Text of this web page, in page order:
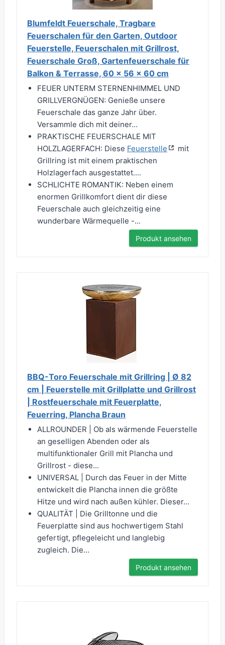
Blumfeldt Feuerschale, Tragbare
Feuerschalen für den Garten, Outdoor
Feuerstelle, Feuerschalen mit Grillrost,
Feuerschale Groß, Gartenfeuerschale für
Balkon & Terrasse, 60 x 56 x 60 cm
FEUER UNTERM STERNENHIMMEL UND
GRILLVERGNÜGEN: Genieße unsere
Feuerschale das ganze Jahr über.
Versammle dich mit deiner...
PRAKTISCHE FEUERSCHALE MIT
HOLZLAGERFACH: Diese Feuerstelle
mit
Grillring ist mit einem praktischen
Holzlagerfach ausgestattet....
SCHLICHTE ROMANTIK: Neben einem
enormen Grillkomfort dient dir diese
Feuerschale auch gleichzeitig eine
wunderbare Wärmequelle -...
Produkt ansehen
BBQ-Toro Feuerschale mit Grillring | Ø 82
cm | Feuerstelle mit Grillplatte und Grillrost
| Rostfeuerschale mit Feuerplatte,
Feuerring, Plancha Braun
ALLROUNDER | Ob als wärmende Feuerstelle
an geselligen Abenden oder als
multifunktionaler Grill mit Plancha und
Grillrost - diese...
UNIVERSAL | Durch das Feuer in der Mitte
entwickelt die Plancha innen die größte
Hitze und wird nach außen kühler. Dieser...
QUALITÄT | Die Grilltonne und die
Feuerplatte sind aus hochwertigem Stahl
gefertigt, pflegeleicht und langlebig
zugleich. Die...
Produkt ansehen